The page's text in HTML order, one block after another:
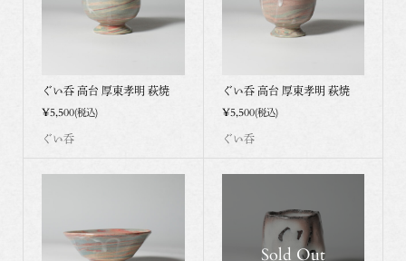
ぐい呑 高台 厚東孝明 萩焼
¥5,500(税込)
ぐい呑
ぐい呑 高台 厚東孝明 萩焼
¥5,500(税込)
ぐい呑
Sold Out